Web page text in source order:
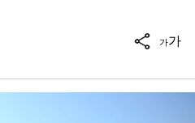
가가